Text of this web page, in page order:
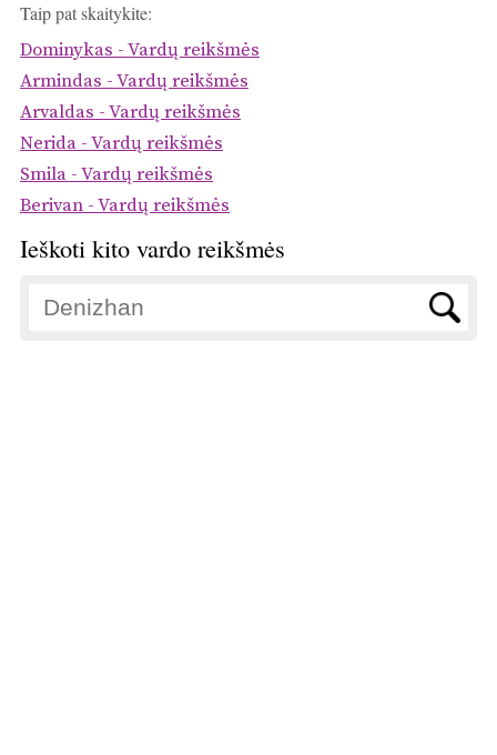
Taip pat skaitykite:
Dominykas - Vardų reikšmės
Armindas - Vardų reikšmės
Arvaldas - Vardų reikšmės
Nerida - Vardų reikšmės
Smila - Vardų reikšmės
Berivan - Vardų reikšmės
Ieškoti kito vardo reikšmės